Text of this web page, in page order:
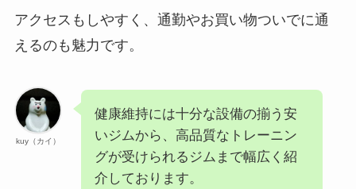
アクセスもしやすく、通勤やお買い物ついでに通
えるのも魅力です。
kuy（カイ）
健康維持には十分な設備の揃う安
いジムから、高品質なトレーニン
グが受けられるジムまで幅広く紹
介しております。